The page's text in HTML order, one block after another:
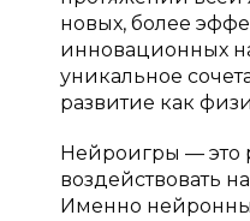
новых, более
инновационных
уникальное
развитие как
Нейроигры — это
воздействовать
Именно